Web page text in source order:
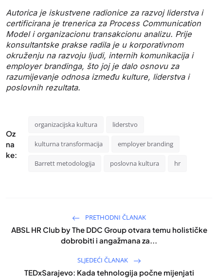
Autorica je iskustvene radionice za razvoj liderstva i
certificirana je trenerica za Process Communication
Model i organizacionu transakcionu analizu. Prije
konsultantske prakse radila je u korporativnom
okruženju na razvoju ljudi, internih komunikacija i
employer brandinga, što joj je dalo osnovu za
razumijevanje odnosa između kulture, liderstva i
poslovnih rezultata.
Oz
na
ke:
organizacijska kultura liderstvo
kulturna transformacija employer branding
Barrett metodologija poslovna kultura hr
PRETHODNI ČLANAK
ABSL HR Club by The DDC Group otvara temu holističke
dobrobiti i angažmana za...
SLJEDEĆI ČLANAK
TEDxSarajevo: Kada tehnologija počne mijenjati